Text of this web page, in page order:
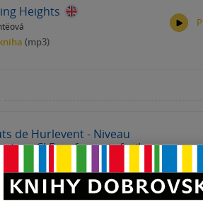
Heights
(mp3)
de Hurlevent - Niveau
CLE en français facile
vazba